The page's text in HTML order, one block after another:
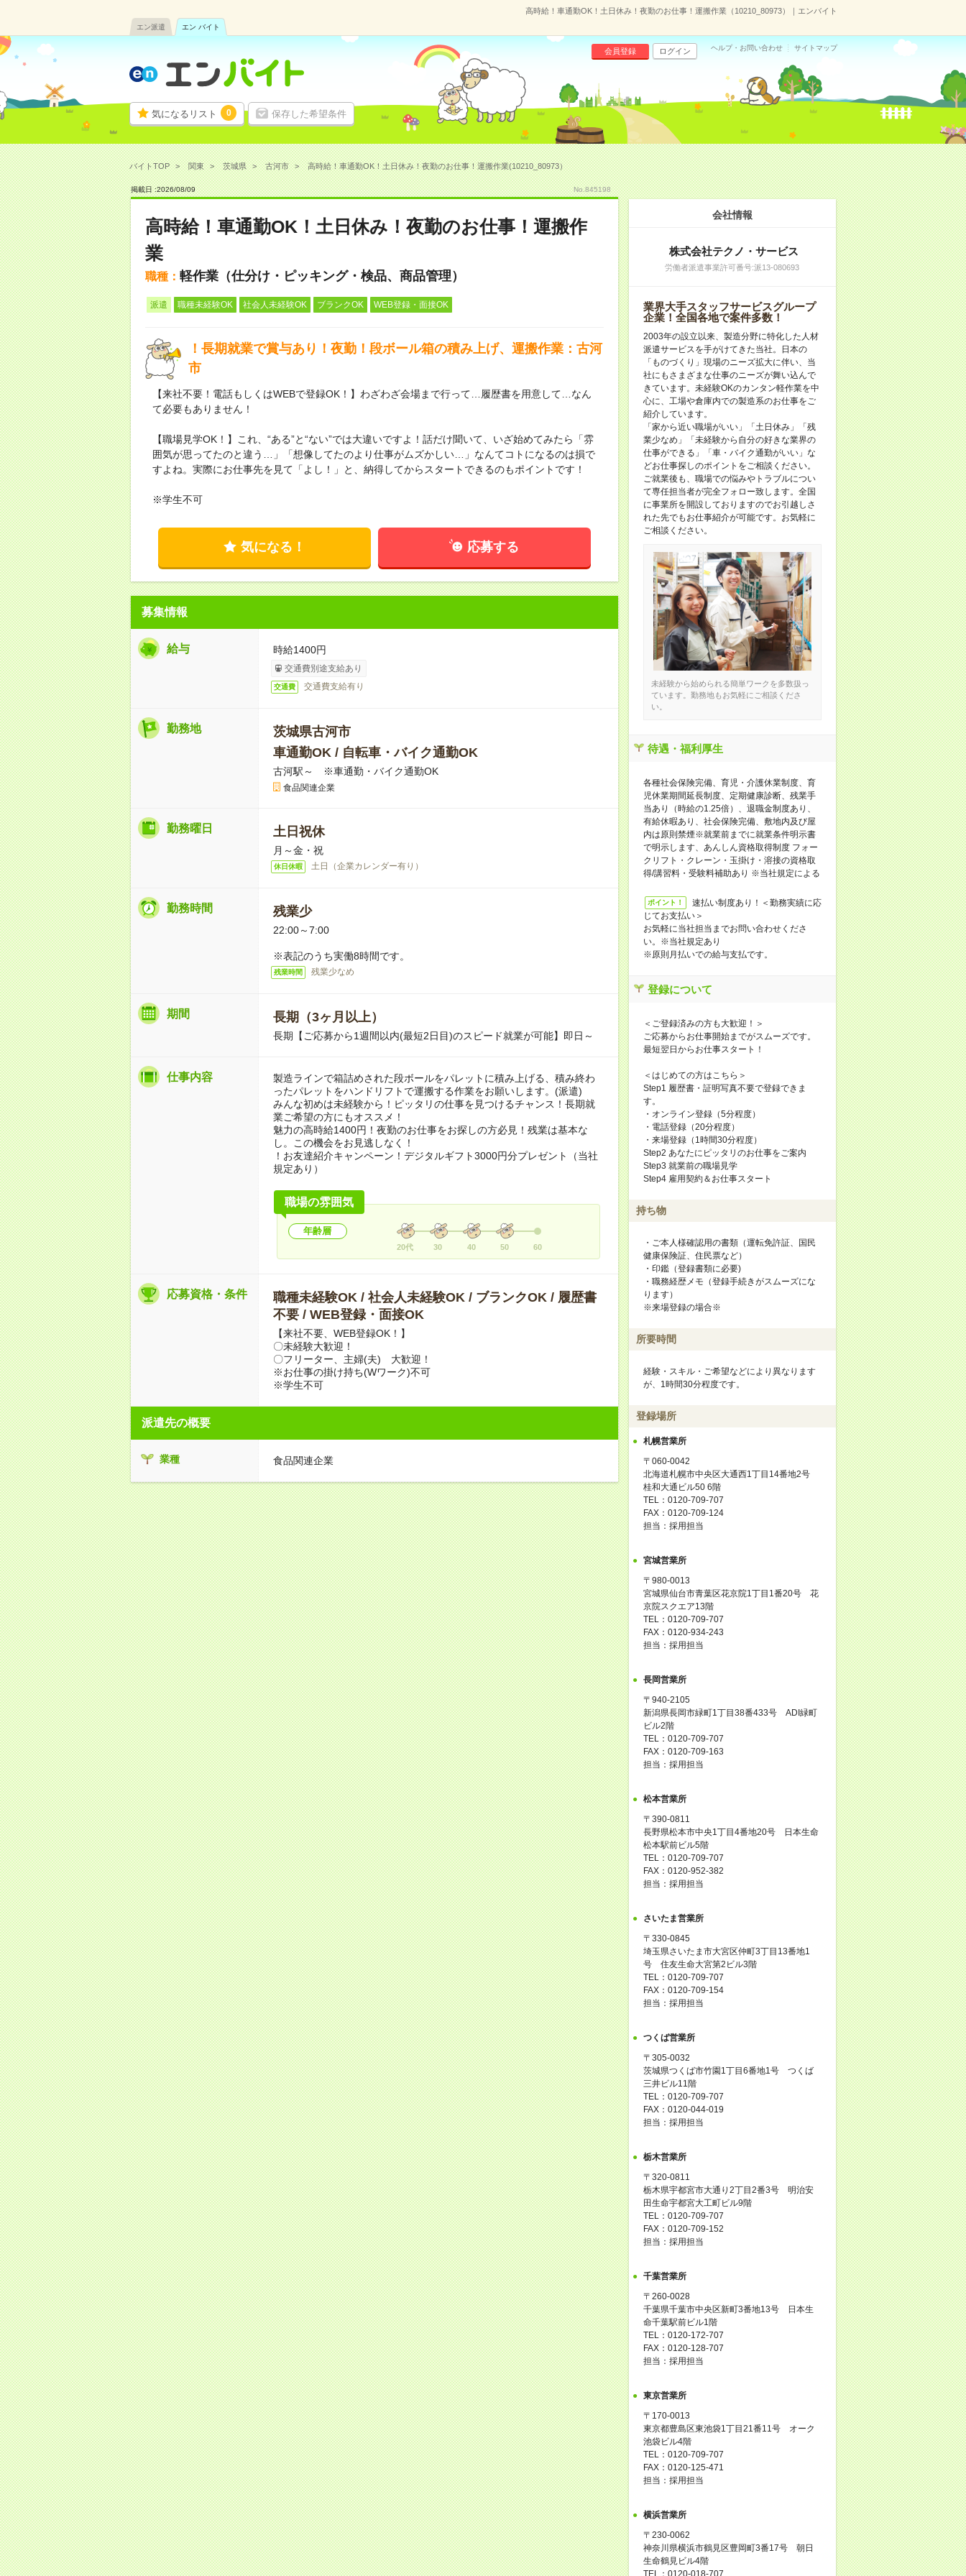
高時給！車通勤OK！土日休み！夜勤のお仕事！運搬作業（10210_80973）｜エンバイト
エン派遣 エン バイト
気になるリスト 0 保存した希望条件
会員登録 ログイン ヘルプ・お問い合わせ サイトマップ
バイトTOP 関東 茨城県 古河市 高時給！車通勤OK！土日休み！夜勤のお仕事！運搬作業(10210_80973）
掲載日 :2026/08/09 No.845198
高時給！車通勤OK！土日休み！夜勤のお仕事！運搬作
業
職種： 軽作業（仕分け・ピッキング・検品、商品管理）
派遣 職種未経験OK 社会人未経験OK ブランクOK WEB登録・面接OK
！長期就業で賞与あり！夜勤！段ボール箱の積み上げ、運搬作業：古河
市
【来社不要！電話もしくはWEBで登録OK！】わざわざ会場まで行って…履歴書を用意して…なん
て必要もありません！
【職場見学OK！】これ、“ある”と“ない”では大違いですよ！話だけ聞いて、いざ始めてみたら「雰
囲気が思ってたのと違う…」「想像してたのより仕事がムズかしい…」なんてコトになるのは損で
すよね。実際にお仕事先を見て「よし！」と、納得してからスタートできるのもポイントです！
※学生不可
気になる！ 応募する
募集情報
給与 時給1400円
交通費別途支給あり
交通費 交通費支給有り
勤務地
茨城県古河市
車通勤OK / 自転車・バイク通勤OK
古河駅～ ※車通勤・バイク通勤OK
食品関連企業
勤務曜日 土日祝休
月～金・祝
休日休暇 土日（企業カレンダー有り）
勤務時間 残業少
22:00～7:00
※表記のうち実働8時間です。
残業時間 残業少なめ
期間 長期（3ヶ月以上）
長期【ご応募から1週間以内(最短2日目)のスピード就業が可能】即日～
仕事内容
製造ラインで箱詰めされた段ボールをパレットに積み上げる、積み終わ
ったパレットをハンドリフトで運搬する作業をお願いします。(派遣)
みんな初めは未経験から！ピッタリの仕事を見つけるチャンス！長期就
業ご希望の方にもオススメ！
魅力の高時給1400円！夜勤のお仕事をお探しの方必見！残業は基本な
し。この機会をお見逃しなく！
！お友達紹介キャンペーン！デジタルギフト3000円分プレゼント（当社
規定あり）
職場の雰囲気
年齢層
20代 30 40 50 60
応募資格・条件
職種未経験OK / 社会人未経験OK / ブランクOK / 履歴書
不要 / WEB登録・面接OK
【来社不要、WEB登録OK！】
〇未経験大歓迎！
〇フリーター、主婦(夫) 大歓迎！
※お仕事の掛け持ち(Wワーク)不可
※学生不可
派遣先の概要
業種 食品関連企業
会社情報
株式会社テクノ・サービス
労働者派遣事業許可番号:派13-080693
業界大手スタッフサービスグループ
企業！全国各地で案件多数！
2003年の設立以来、製造分野に特化した人材
派遣サービスを手がけてきた当社。日本の
「ものづくり」現場のニーズ拡大に伴い、当
社にもさまざまな仕事のニーズが舞い込んで
きています。未経験OKのカンタン軽作業を中
心に、工場や倉庫内での製造系のお仕事をご
紹介しています。
「家から近い職場がいい」「土日休み」「残
業少なめ」「未経験から自分の好きな業界の
仕事ができる」「車・バイク通勤がいい」な
どお仕事探しのポイントをご相談ください。
ご就業後も、職場での悩みやトラブルについ
て専任担当者が完全フォロー致します。全国
に事業所を開設しておりますのでお引越しさ
れた先でもお仕事紹介が可能です。お気軽に
ご相談ください。
未経験から始められる簡単ワークを多数扱っ
ています。勤務地もお気軽にご相談くださ
い。
待遇・福利厚生
各種社会保険完備、育児・介護休業制度、育
児休業期間延長制度、定期健康診断、残業手
当あり（時給の1.25倍）、退職金制度あり、
有給休暇あり、社会保険完備、敷地内及び屋
内は原則禁煙※就業前までに就業条件明示書
で明示します、あんしん資格取得制度 フォー
クリフト・クレーン・玉掛け・溶接の資格取
得/講習料・受験料補助あり ※当社規定による
ポイント！
速払い制度あり！＜勤務実績に応
じてお支払い＞
お気軽に当社担当までお問い合わせくださ
い。※当社規定あり
※原則月払いでの給与支払です。
登録について
＜ご登録済みの方も大歓迎！＞
ご応募からお仕事開始までがスムーズです。
最短翌日からお仕事スタート！
＜はじめての方はこちら＞
Step1 履歴書・証明写真不要で登録できま
す。
・オンライン登録（5分程度）
・電話登録（20分程度）
・来場登録（1時間30分程度）
Step2 あなたにピッタリのお仕事をご案内
Step3 就業前の職場見学
Step4 雇用契約＆お仕事スタート
持ち物
・ご本人様確認用の書類（運転免許証、国民
健康保険証、住民票など）
・印鑑（登録書類に必要)
・職務経歴メモ（登録手続きがスムーズにな
ります）
※来場登録の場合※
所要時間
経験・スキル・ご希望などにより異なります
が、1時間30分程度です。
登録場所
札幌営業所
〒060-0042
北海道札幌市中央区大通西1丁目14番地2号
桂和大通ビル50 6階
TEL：0120-709-707
FAX：0120-709-124
担当：採用担当
宮城営業所
〒980-0013
宮城県仙台市青葉区花京院1丁目1番20号 花
京院スクエア13階
TEL：0120-709-707
FAX：0120-934-243
担当：採用担当
長岡営業所
〒940-2105
新潟県長岡市緑町1丁目38番433号 ADI緑町
ビル2階
TEL：0120-709-707
FAX：0120-709-163
担当：採用担当
松本営業所
〒390-0811
長野県松本市中央1丁目4番地20号 日本生命
松本駅前ビル5階
TEL：0120-709-707
FAX：0120-952-382
担当：採用担当
さいたま営業所
〒330-0845
埼玉県さいたま市大宮区仲町3丁目13番地1
号 住友生命大宮第2ビル3階
TEL：0120-709-707
FAX：0120-709-154
担当：採用担当
つくば営業所
〒305-0032
茨城県つくば市竹園1丁目6番地1号 つくば
三井ビル11階
TEL：0120-709-707
FAX：0120-044-019
担当：採用担当
栃木営業所
〒320-0811
栃木県宇都宮市大通り2丁目2番3号 明治安
田生命宇都宮大工町ビル9階
TEL：0120-709-707
FAX：0120-709-152
担当：採用担当
千葉営業所
〒260-0028
千葉県千葉市中央区新町3番地13号 日本生
命千葉駅前ビル1階
TEL：0120-172-707
FAX：0120-128-707
担当：採用担当
東京営業所
〒170-0013
東京都豊島区東池袋1丁目21番11号 オーク
池袋ビル4階
TEL：0120-709-707
FAX：0120-125-471
担当：採用担当
横浜営業所
〒230-0062
神奈川県横浜市鶴見区豊岡町3番17号 朝日
生命鶴見ビル4階
TEL：0120-018-707